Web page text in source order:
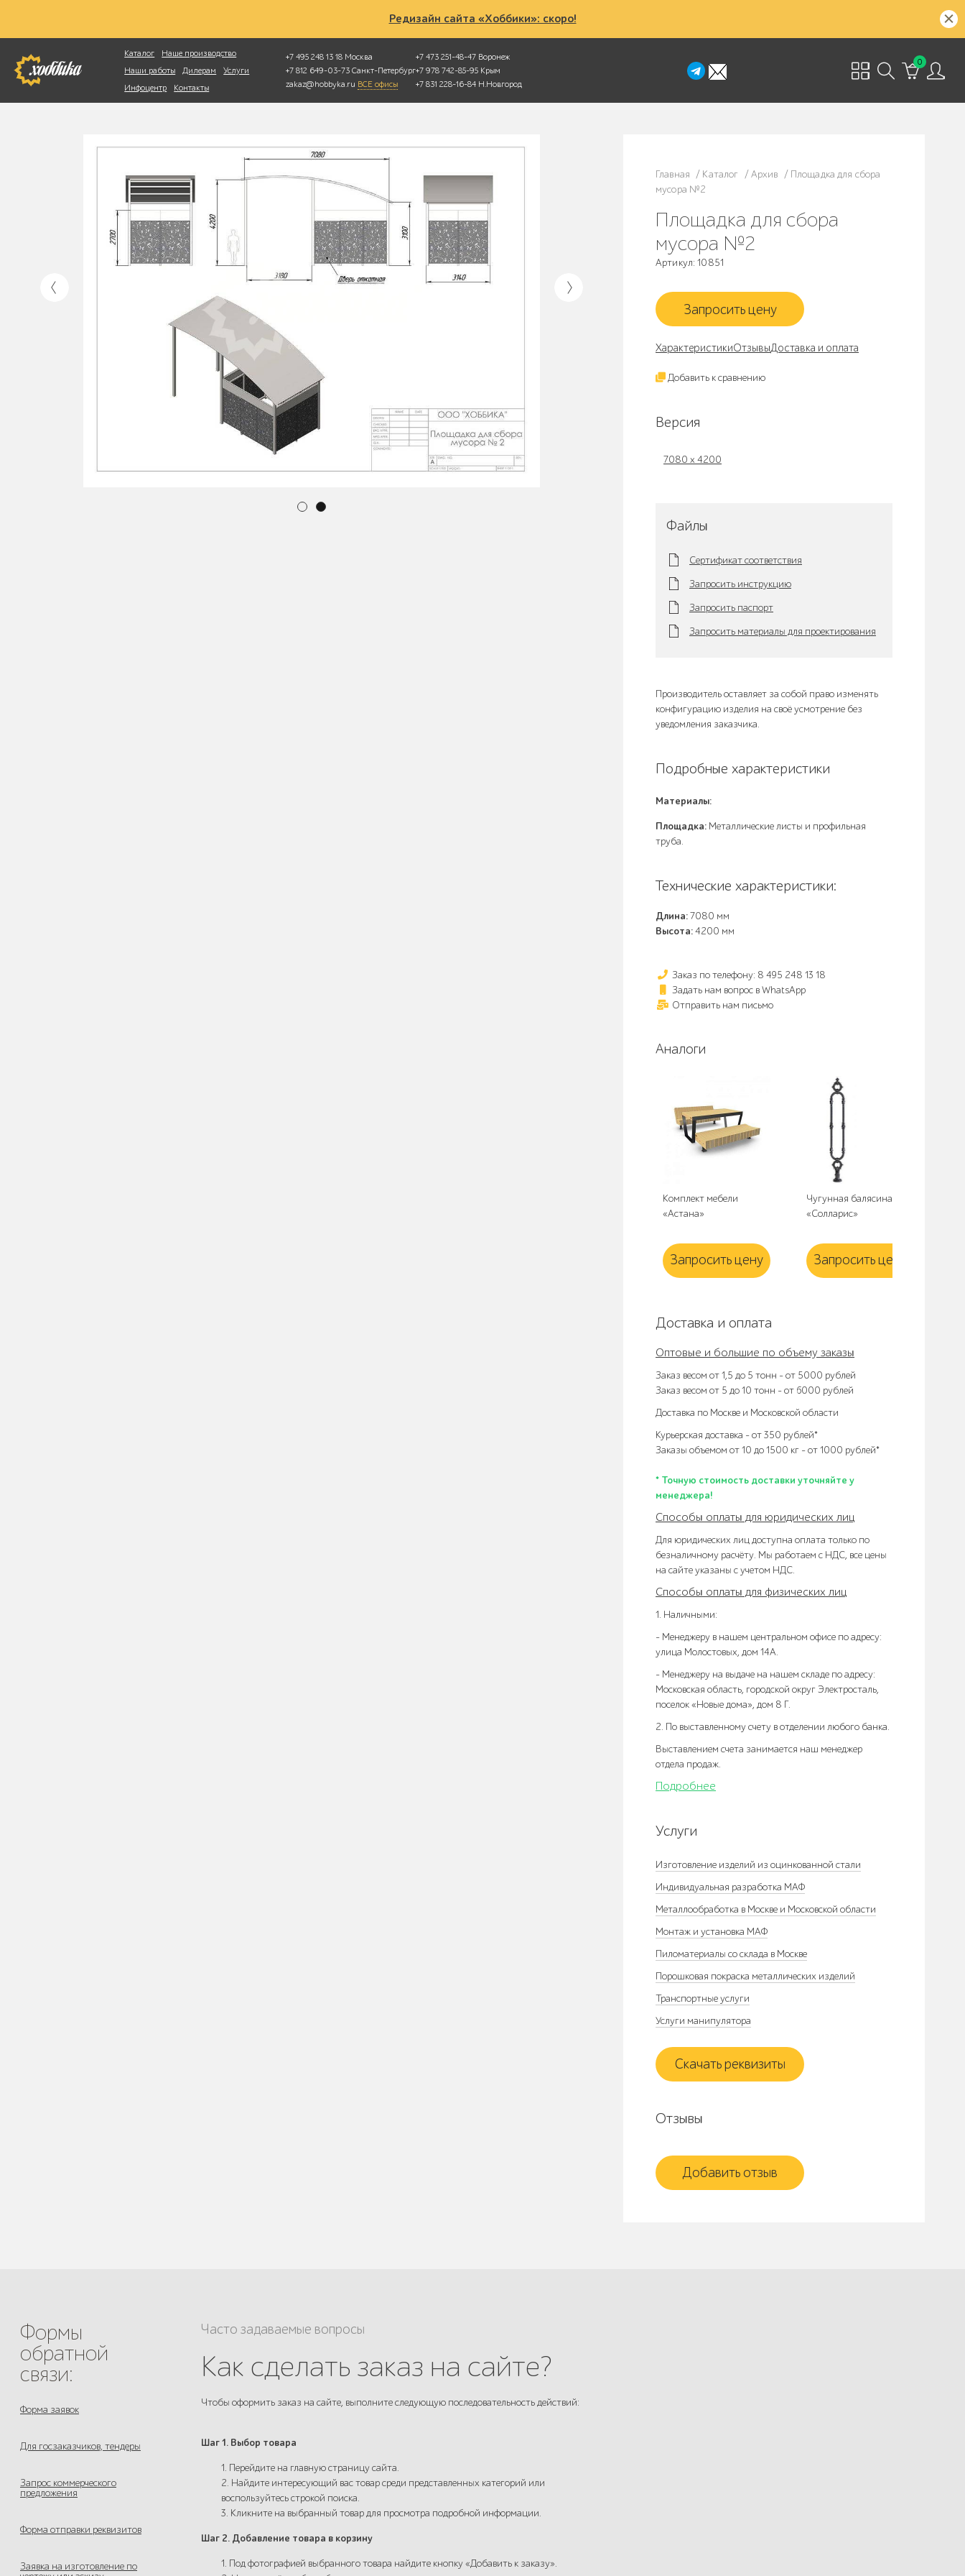
Редизайн сайта «Хоббики»: скоро!
Каталог
Наше производство
Наши работы
Дилерам
Услуги
Инфоцентр
Контакты
+7 495 248 13 18 Москва
+7 812 649-03-73 Санкт-Петербург
zakaz@hobbyka.ru ВСЕ офисы
+7 473 251-48-47 Воронеж
+7 978 742-85-95 Крым
+7 831 228-16-84 Н.Новгород
0
Фотопоиск
Главная / Каталог /Архив / Площадка для сбора
мусора №2
Площадка для сбора
мусора №2
Артикул: 10851
Запросить цену
ХарактеристикиОтзывыДоставка и оплата
Добавить к сравнению
Версия
7080 x 4200
Файлы
Сертификат соответствия
Запросить инструкцию
Запросить паспорт
Запросить материалы для проектирования
Производитель оставляет за собой право изменять
конфигурацию изделия на своё усмотрение без
уведомления заказчика.
Подробные характеристики
Материалы:
Площадка: Металлические листы и профильная
труба.
Технические характеристики:
Длина:7080 мм
Высота:4200 мм
Заказ по телефону: 8 495 248 13 18
Задать нам вопрос в WhatsApp
Отправить нам письмо
Аналоги
Комплект мебели
«Астана»
Запросить цену
Чугунная балясина
«Солларис»
Запросить цену
Доставка и оплата
Оптовые и большие по объему заказы
Заказ весом от 1,5 до 5 тонн – от 5000 рублей
Заказ весом от 5 до 10 тонн – от 6000 рублей
Доставка по Москве и Московской области
Курьерская доставка – от 350 рублей*
Заказы объемом от 10 до 1500 кг – от 1000 рублей*
* Точную стоимость доставки уточняйте у
менеджера!
Способы оплаты для юридических лиц
Для юридических лиц доступна оплата только по
безналичному расчёту. Мы работаем с НДС, все цены
на сайте указаны с учетом НДС.
Способы оплаты для физических лиц
1. Наличными:
- Менеджеру в нашем центральном офисе по адресу:
улица Молостовых, дом 14А.
- Менеджеру на выдаче на нашем складе по адресу:
Московская область, городской округ Электросталь,
поселок «Новые дома», дом 8 Г.
2. По выставленному счету в отделении любого банка.
Выставлением счета занимается наш менеджер
отдела продаж.
Подробнее
Услуги
Изготовление изделий из оцинкованной стали
Индивидуальная разработка МАФ
Металлообработка в Москве и Московской области
Монтаж и установка МАФ
Пиломатериалы со склада в Москве
Порошковая покраска металлических изделий
Транспортные услуги
Услуги манипулятора
Скачать реквизиты
Отзывы
Добавить отзыв
Формы
обратной
связи:
Форма заявок
Для госзаказчиков, тендеры
Запрос коммерческого
предложения
Форма отправки реквизитов
Заявка на изготовление по
Часто задаваемые вопросы
Как сделать заказ на сайте?
Чтобы оформить заказ на сайте, выполните следующую последовательность действий:
Шаг 1. Выбор товара
1. Перейдите на главную страницу сайта.
2. Найдите интересующий вас товар среди представленных категорий или
воспользуйтесь строкой поиска.
3. Кликните на выбранный товар для просмотра подробной информации.
Шаг 2. Добавление товара в корзину
1. Под фотографией выбранного товара найдите кнопку «Добавить к заказу».